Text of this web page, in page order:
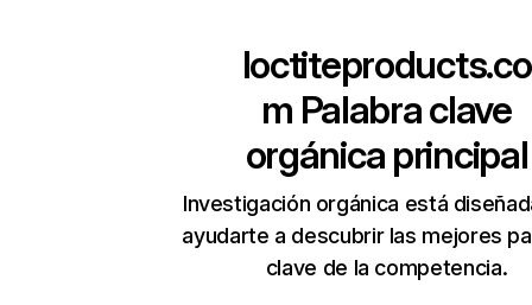
loctiteproducts.co
m Palabra clave
orgánica principal
Investigación orgánica está
ayudarte a descubrir las mejores
clave de la competencia.